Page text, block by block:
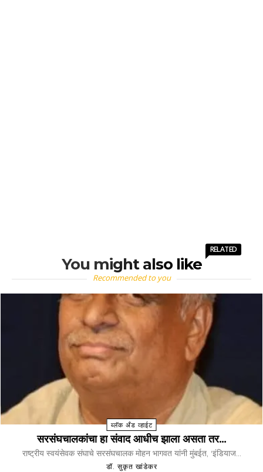
You might also like
RELATED
Recommended to you
ब्लॅक अँड व्हाईट
सरसंघचालकांचा हा संवाद आधीच झाला असता तर…
राष्ट्रीय स्वयंसेवक संघाचे सरसंघचालक मोहन भागवत यांनी मुंबईत, 'इंडियाज...
डॉ. सुकृत खांडेकर